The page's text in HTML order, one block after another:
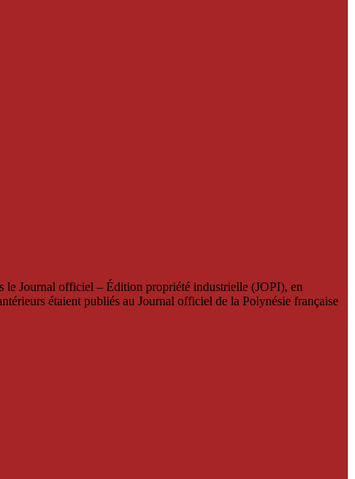
le Journal officiel – Édition propriété industrielle (JOPI), en
étaient publiés au Journal officiel de la Polynésie française